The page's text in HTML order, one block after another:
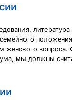
женского
мы должны